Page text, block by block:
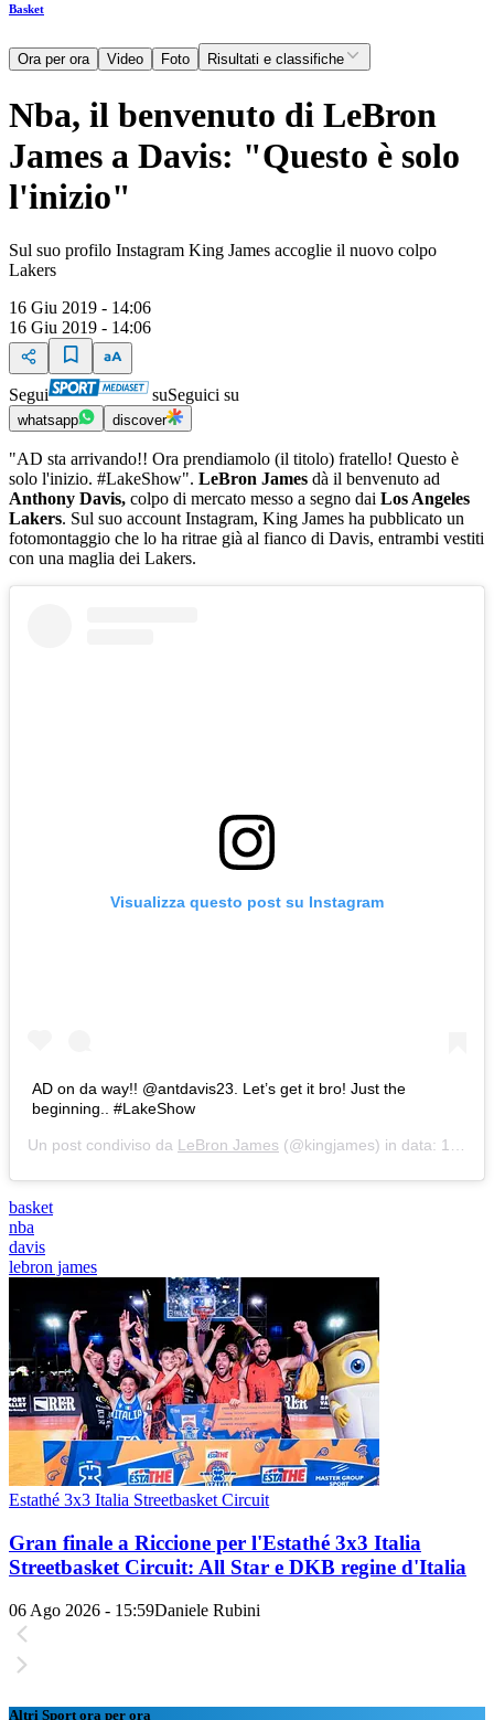
Basket
Ora per ora Video Foto Risultati e classifiche
Nba, il benvenuto di LeBron
James a Davis: "Questo è solo
l'inizio"
Sul suo profilo Instagram King James accoglie il nuovo colpo
Lakers
16 Giu 2019 - 14:06
16 Giu 2019 - 14:06
Segui suSeguici su
whatsapp discover
"AD sta arrivando!! Ora prendiamolo (il titolo) fratello! Questo è
solo l'inizio. #LakeShow". LeBron James dà il benvenuto ad
Anthony Davis, colpo di mercato messo a segno dai Los Angeles
Lakers. Sul suo account Instagram, King James ha pubblicato un
fotomontaggio che lo ha ritrae già al fianco di Davis, entrambi vestiti
con una maglia dei Lakers.
Visualizza questo post su Instagram
AD on da way!! @antdavis23. Let’s get it bro! Just the
beginning.. #LakeShow
Un post condiviso da LeBron James (@kingjames) in data: 15 Giu 2019 alle ore 8:16 PDT
basket
nba
davis
lebron james
Estathé 3x3 Italia Streetbasket Circuit
Gran finale a Riccione per l'Estathé 3x3 Italia
Streetbasket Circuit: All Star e DKB regine d'Italia
06 Ago 2026 - 15:59Daniele Rubini
Altri Sport ora per ora